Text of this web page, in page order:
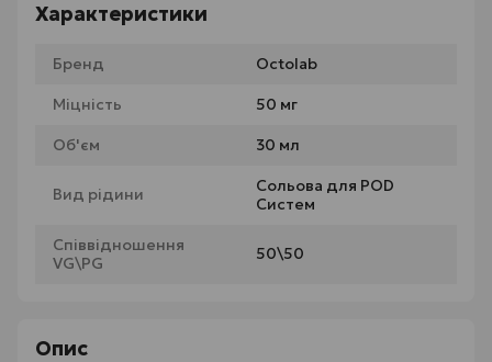
Характеристики
Бренд Octolab
Міцність 50 мг
Об'єм 30 мл
Вид рідини
Сольова для POD
Систем
Співвідношення
VG\PG
50\50
Опис